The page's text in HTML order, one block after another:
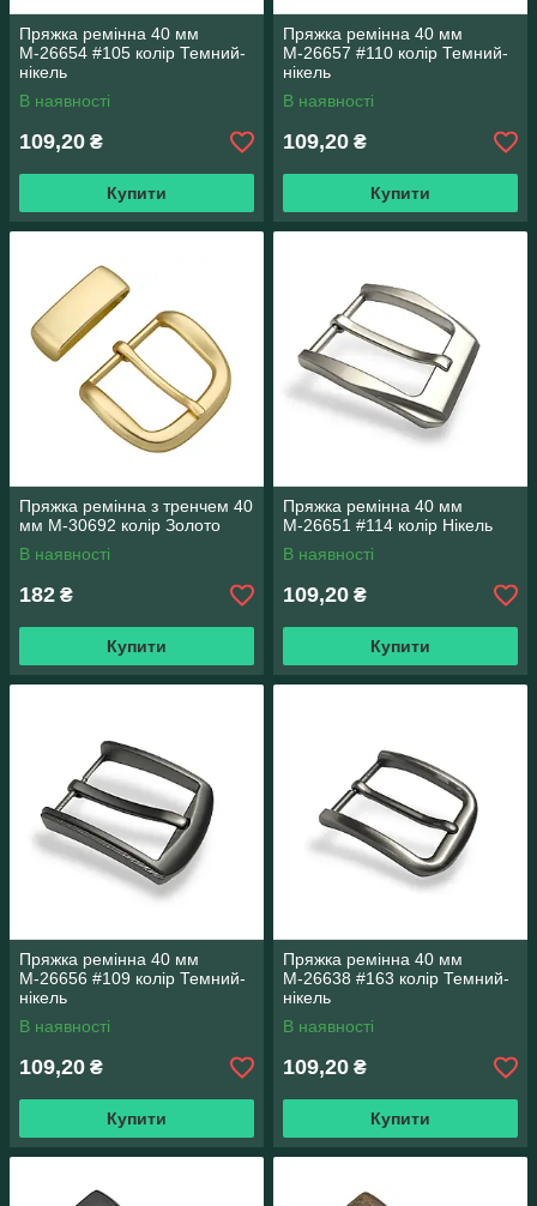
Пряжка ремінна 40 мм
М-26654 #105 колір Темний-
нікель
В наявності
109,20 ₴
Купити
Пряжка ремінна 40 мм
М-26657 #110 колір Темний-
нікель
В наявності
109,20 ₴
Купити
Пряжка ремінна з тренчем 40
мм М-30692 колір Золото
В наявності
182 ₴
Купити
Пряжка ремінна 40 мм
М-26651 #114 колір Нікель
В наявності
109,20 ₴
Купити
Пряжка ремінна 40 мм
М-26656 #109 колір Темний-
нікель
В наявності
109,20 ₴
Купити
Пряжка ремінна 40 мм
М-26638 #163 колір Темний-
нікель
В наявності
109,20 ₴
Купити